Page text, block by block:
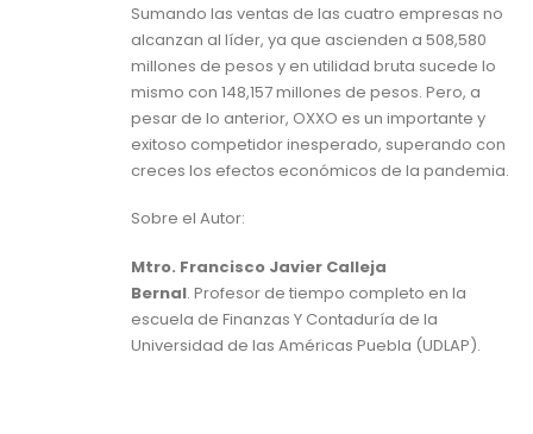
Sumando las ventas de las cuatro empresas no
alcanzan al líder, ya que ascienden a 508,580
millones de pesos y en utilidad bruta sucede lo
mismo con 148,157 millones de pesos. Pero, a
pesar de lo anterior, OXXO es un importante y
exitoso competidor inesperado, superando con
creces los efectos económicos de la pandemia.
Sobre el Autor:
Mtro. Francisco Javier Calleja
Bernal. Profesor de tiempo completo en la
escuela de Finanzas Y Contaduría de la
Universidad de las Américas Puebla (UDLAP).